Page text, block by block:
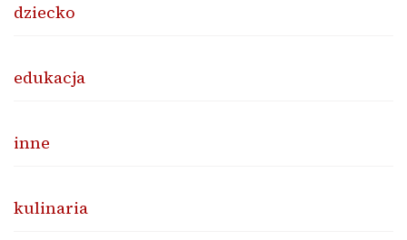
dziecko
edukacja
inne
kulinaria